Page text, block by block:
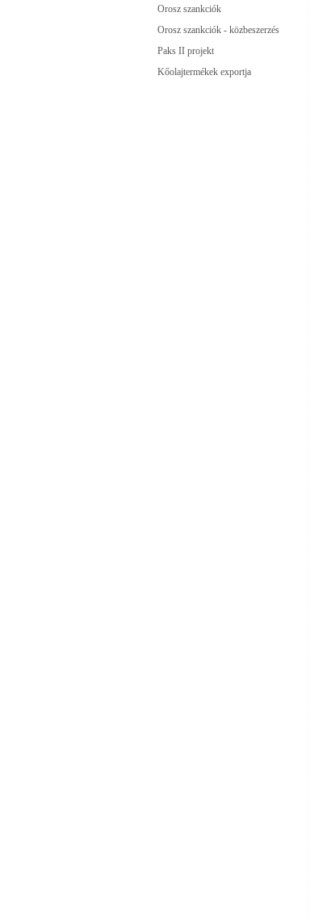
Orosz szankciók
Orosz szankciók - közbeszerzés
Paks II projekt
Kőolajtermékek exportja